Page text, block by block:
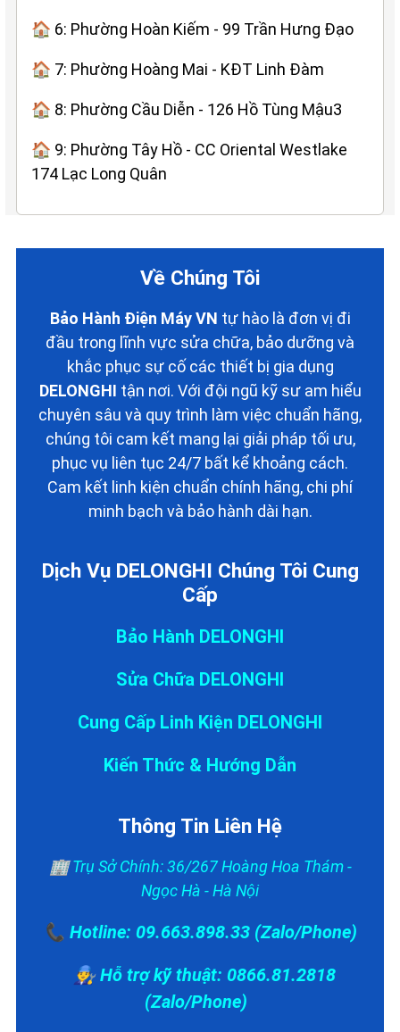
🏠 6: Phường Hoàn Kiếm - 99 Trần Hưng Đạo
🏠 7: Phường Hoàng Mai - KĐT Linh Đàm
🏠 8: Phường Cầu Diễn - 126 Hồ Tùng Mậu3
🏠 9: Phường Tây Hồ - CC Oriental Westlake
174 Lạc Long Quân
Về Chúng Tôi
Bảo Hành Điện Máy VN tự hào là đơn vị đi
đầu trong lĩnh vực sửa chữa, bảo dưỡng và
khắc phục sự cố các thiết bị gia dụng
DELONGHI tận nơi. Với đội ngũ kỹ sư am hiểu
chuyên sâu và quy trình làm việc chuẩn hãng,
chúng tôi cam kết mang lại giải pháp tối ưu,
phục vụ liên tục 24/7 bất kể khoảng cách.
Cam kết linh kiện chuẩn chính hãng, chi phí
minh bạch và bảo hành dài hạn.
Dịch Vụ DELONGHI Chúng Tôi Cung
Cấp
Bảo Hành DELONGHI
Sửa Chữa DELONGHI
Cung Cấp Linh Kiện DELONGHI
Kiến Thức & Hướng Dẫn
Thông Tin Liên Hệ
🏢 Trụ Sở Chính: 36/267 Hoàng Hoa Thám -
Ngọc Hà - Hà Nội
📞 Hotline: 09.663.898.33 (Zalo/Phone)
👨‍🔧 Hỗ trợ kỹ thuật: 0866.81.2818
(Zalo/Phone)